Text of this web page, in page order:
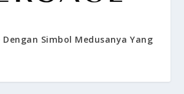
Dengan Simbol Medusanya Yang